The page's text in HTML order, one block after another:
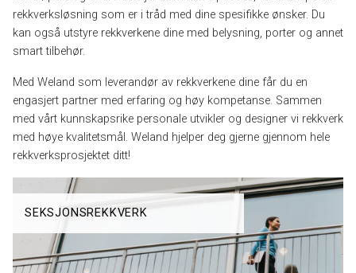
rekkverksløsning som er i tråd med dine spesifikke ønsker. Du
kan også utstyre rekkverkene dine med belysning, porter og annet
smart tilbehør.
Med Weland som leverandør av rekkverkene dine får du en
engasjert partner med erfaring og høy kompetanse. Sammen
med vårt kunnskapsrike personale utvikler og designer vi rekkverk
med høye kvalitetsmål. Weland hjelper deg gjerne gjennom hele
rekkverksprosjektet ditt!
SEKSJONSREKKVERK